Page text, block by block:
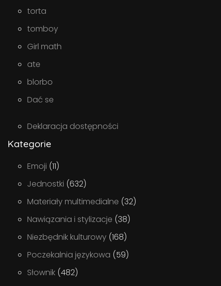
torta
tomboy
Girl math
ate
blorbo
Dać se
Deklaracja dostępności
Kategorie
Emoji (11)
Jednostki (632)
Materiały multimedialne (32)
Nawiązania i stylizacje (38)
Niezbędnik kulturowy (168)
Poczekalnia językowa (59)
Słownik (482)